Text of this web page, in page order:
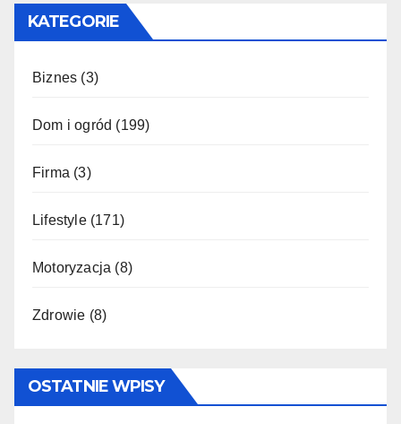
KATEGORIE
Biznes (3)
Dom i ogród (199)
Firma (3)
Lifestyle(171)
Motoryzacja (8)
Zdrowie (8)
OSTATNIE WPISY